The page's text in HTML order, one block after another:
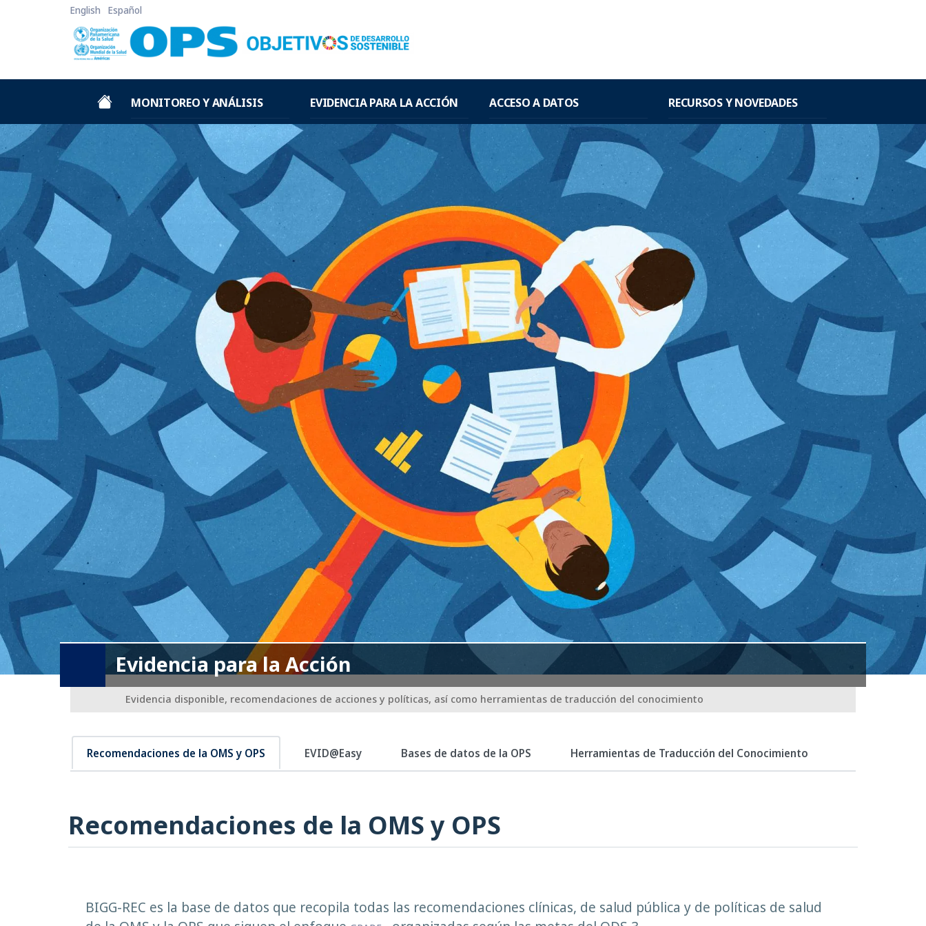
Pasar al contenido principal
English Español
ODS3 Main Menu
MONITOREO Y ANÁLISIS
Monitoreo de las metas y sus
desigualdades
Análisis de indicadores y
escenarios
Caja de Herramientas para
Monitoreo & Análisis
Iniciativas de Monitoreo y Análisis
de equidad
EVIDENCIA PARA LA ACCIÓN
Recomendaciones de la OMS y
EVID@Easy
Bases de datos de la OPS
Herramientas de Traducción del
Conocimiento
ACCESO A DATOS
Indicadores ODS3 Américas
Datos nacionales provenientes de
encuestas de hogares
Datos nacionales provenientes de
registros administrativos
RECURSOS Y NOVEDADES
Mandatos
Publicaciones
Seminarios
Sitios de interés
Evidencia para la Acción
Evidencia disponible, recomendaciones de acciones y políticas, así como herramientas de traducción del conocimiento
Recomendaciones de la OMS y OPS EVID@Easy Bases de datos de la OPS Herramientas de Traducción del Conocimiento
Recomendaciones de la OMS y OPS
BIGG-REC es la base de datos que recopila todas las recomendaciones clínicas, de salud pública y de políticas de salud